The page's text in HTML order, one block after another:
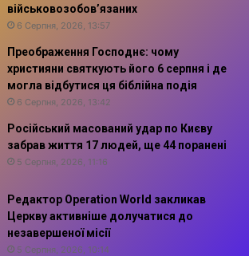
військовозобов’язаних
6 Серпня, 2026, 13:57
Преображення Господнє: чому
християни святкують його 6 серпня і де
могла відбутися ця біблійна подія
6 Серпня, 2026, 13:42
Російський масований удар по Києву
забрав життя 17 людей, ще 44 поранені
5 Серпня, 2026, 11:16
Редактор Operation World закликав
Церкву активніше долучатися до
незавершеної місії
5 Серпня, 2026, 10:14